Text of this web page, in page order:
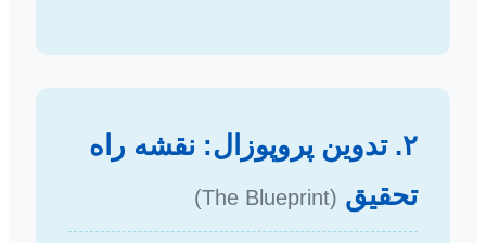
۲. تدوین پروپوزال: نقشه راه
تحقیق (The Blueprint)